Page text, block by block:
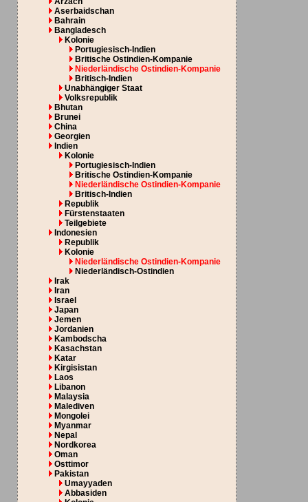
Aserbaidschan
Bahrain
Bangladesch
Kolonie
Portugiesisch-Indien
Britische Ostindien-Kompanie
Niederländische Ostindien-Kompanie
Britisch-Indien
Unabhängiger Staat
Volksrepublik
Bhutan
Brunei
China
Georgien
Indien
Kolonie
Portugiesisch-Indien
Britische Ostindien-Kompanie
Niederländische Ostindien-Kompanie
Britisch-Indien
Republik
Fürstenstaaten
Teilgebiete
Indonesien
Republik
Kolonie
Niederländische Ostindien-Kompanie
Niederländisch-Ostindien
Irak
Iran
Israel
Japan
Jemen
Jordanien
Kambodscha
Kasachstan
Katar
Kirgisistan
Laos
Libanon
Malaysia
Malediven
Mongolei
Myanmar
Nepal
Nordkorea
Oman
Osttimor
Pakistan
Umayyaden
Abbasiden